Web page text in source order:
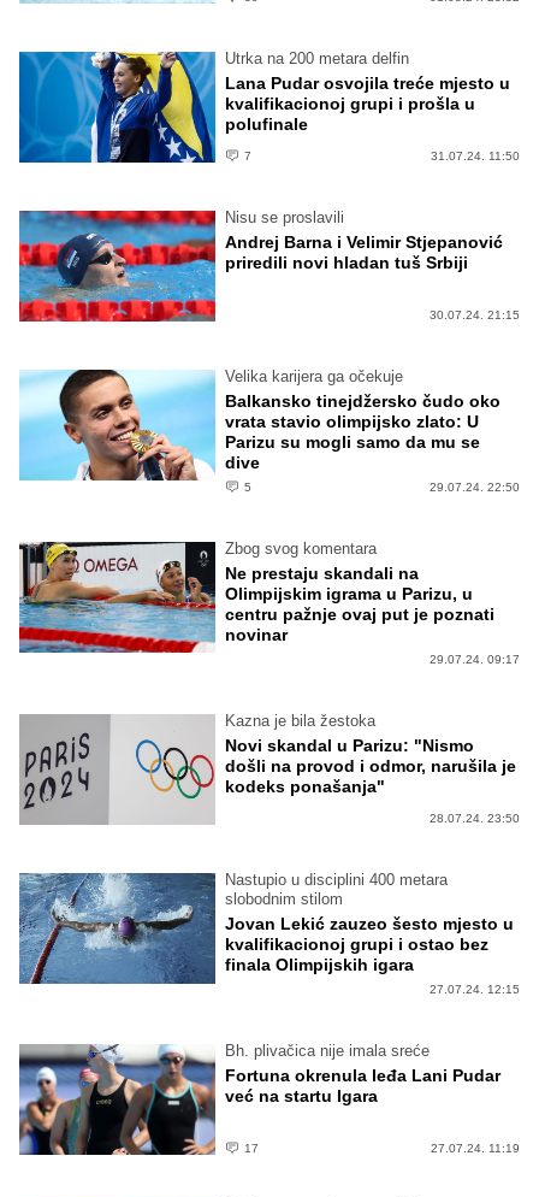
Utrka na 200 metara delfin
Lana Pudar osvojila treće mjesto u
kvalifikacionoj grupi i prošla u
polufinale
7 31.07.24. 11:50
Nisu se proslavili
Andrej Barna i Velimir Stjepanović
priredili novi hladan tuš Srbiji
30.07.24. 21:15
Velika karijera ga očekuje
Balkansko tinejdžersko čudo oko
vrata stavio olimpijsko zlato: U
Parizu su mogli samo da mu se
dive
5 29.07.24. 22:50
Zbog svog komentara
Ne prestaju skandali na
Olimpijskim igrama u Parizu, u
centru pažnje ovaj put je poznati
novinar
29.07.24. 09:17
Kazna je bila žestoka
Novi skandal u Parizu: "Nismo
došli na provod i odmor, narušila je
kodeks ponašanja"
28.07.24. 23:50
Nastupio u disciplini 400 metara
slobodnim stilom
Jovan Lekić zauzeo šesto mjesto u
kvalifikacionoj grupi i ostao bez
finala Olimpijskih igara
27.07.24. 12:15
Bh. plivačica nije imala sreće
Fortuna okrenula leđa Lani Pudar
već na startu Igara
17 27.07.24. 11:19